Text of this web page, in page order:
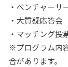
・ベンチャーサ
・大質疑応答会
・マッチング投
※プログラム内
合があります。